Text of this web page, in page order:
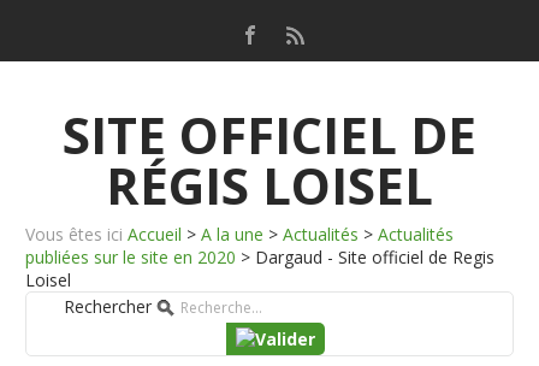
SITE OFFICIEL DE
RÉGIS LOISEL
Vous êtes ici Accueil > A la une > Actualités > Actualités
publiées sur le site en 2020 > Dargaud - Site officiel de Regis
Loisel
Rechercher